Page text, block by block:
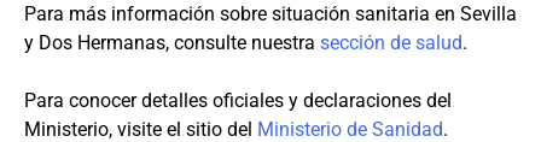
Para más información sobre situación sanitaria en Sevilla
y Dos Hermanas, consulte nuestra sección de salud.
Para conocer detalles oficiales y declaraciones del
Ministerio, visite el sitio del Ministerio de Sanidad.